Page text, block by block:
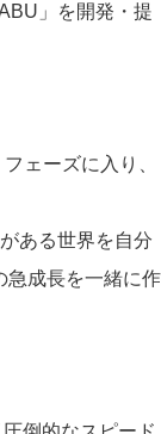
」を開発・提
ェーズに入り、
ある世界を自分
急成長を一緒に作